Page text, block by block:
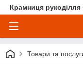
Крамниця
Товари та